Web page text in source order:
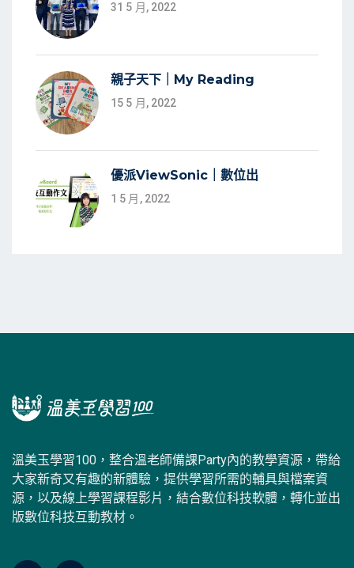
31 5 月, 2022
親子天下｜My Reading
15 5 月, 2022
優派ViewSonic｜數位出
1 5 月, 2022
溫美玉學習100，整合溫老師備課Party內的教學資源，帶給
大家新奇又有趣的新體驗，提供學習所需的輔具與檔案資
源，以及線上學習課程影片，結合數位科技軟體，轉化並出
版數位科技互動教材。